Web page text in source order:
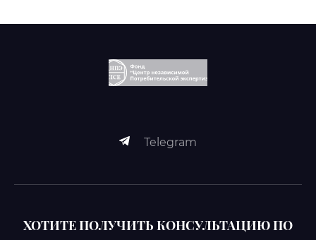
Telegram
ХОТИТЕ ПОЛУЧИТЬ КОНСУЛЬТАЦИЮ ПО